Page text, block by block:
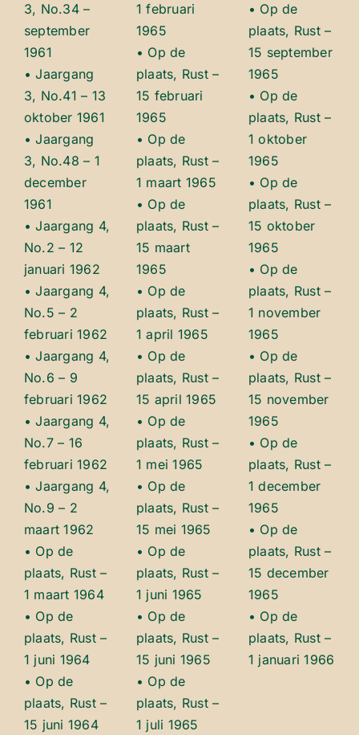
3, No.34 –
september
1961
• Jaargang
3, No.41 – 13
oktober 1961
• Jaargang
3, No.48 – 1
december
1961
• Jaargang 4,
No.2 – 12
januari 1962
• Jaargang 4,
No.5 – 2
februari 1962
• Jaargang 4,
No.6 – 9
februari 1962
• Jaargang 4,
No.7 – 16
februari 1962
• Jaargang 4,
No.9 – 2
maart 1962
• Op de
plaats, Rust –
1 maart 1964
• Op de
plaats, Rust –
1 juni 1964
• Op de
plaats, Rust –
15 juni 1964
1 februari
1965
• Op de
plaats, Rust –
15 februari
1965
• Op de
plaats, Rust –
1 maart 1965
• Op de
plaats, Rust –
15 maart
1965
• Op de
plaats, Rust –
1 april 1965
• Op de
plaats, Rust –
15 april 1965
• Op de
plaats, Rust –
1 mei 1965
• Op de
plaats, Rust –
15 mei 1965
• Op de
plaats, Rust –
1 juni 1965
• Op de
plaats, Rust –
15 juni 1965
• Op de
plaats, Rust –
1 juli 1965
• Op de
plaats, Rust –
15 september
1965
• Op de
plaats, Rust –
1 oktober
1965
• Op de
plaats, Rust –
15 oktober
1965
• Op de
plaats, Rust –
1 november
1965
• Op de
plaats, Rust –
15 november
1965
• Op de
plaats, Rust –
1 december
1965
• Op de
plaats, Rust –
15 december
1965
• Op de
plaats, Rust –
1 januari 1966